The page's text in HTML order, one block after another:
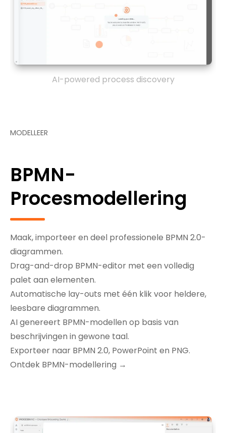
AI-powered process discovery
MODELLEER
BPMN-
Procesmodellering
Maak, importeer en deel professionele BPMN 2.0-
diagrammen.
Drag-and-drop BPMN-editor met een volledig
palet aan elementen.
Automatische lay-outs met één klik voor heldere,
leesbare diagrammen.
AI genereert BPMN-modellen op basis van
beschrijvingen in gewone taal.
Exporteer naar BPMN 2.0, PowerPoint en PNG.
Ontdek BPMN-modellering →